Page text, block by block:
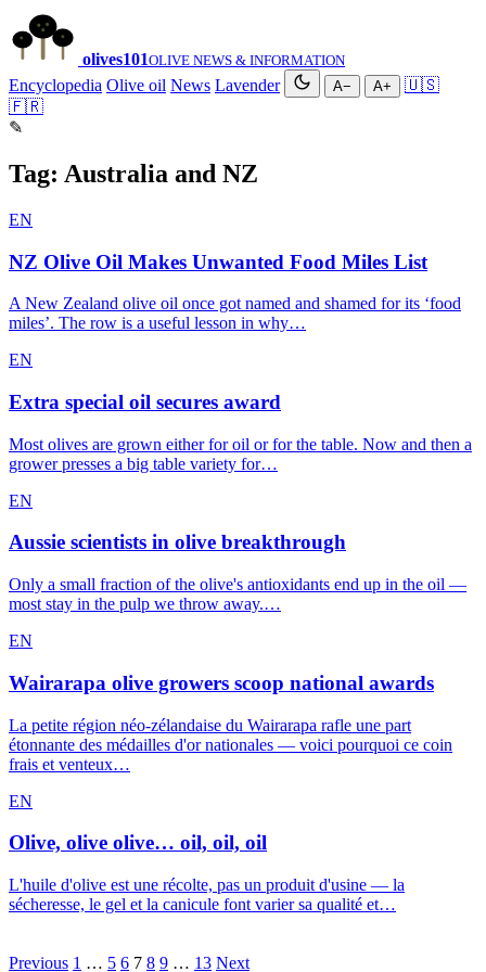
olives101OLIVE NEWS & INFORMATION
Encyclopedia Olive oil News Lavender A− A+
🇺🇸
🇫🇷
✎
Tag: Australia and NZ
EN
NZ Olive Oil Makes Unwanted Food Miles List
A New Zealand olive oil once got named and shamed for its ‘food
miles’. The row is a useful lesson in why…
EN
Extra special oil secures award
Most olives are grown either for oil or for the table. Now and then a
grower presses a big table variety for…
EN
Aussie scientists in olive breakthrough
Only a small fraction of the olive's antioxidants end up in the oil —
most stay in the pulp we throw away.…
EN
Wairarapa olive growers scoop national awards
La petite région néo-zélandaise du Wairarapa rafle une part
étonnante des médailles d'or nationales — voici pourquoi ce coin
frais et venteux…
EN
Olive, olive olive… oil, oil, oil
L'huile d'olive est une récolte, pas un produit d'usine — la
sécheresse, le gel et la canicule font varier sa qualité et…
Previous 1 … 5 6 7 8 9 … 13 Next